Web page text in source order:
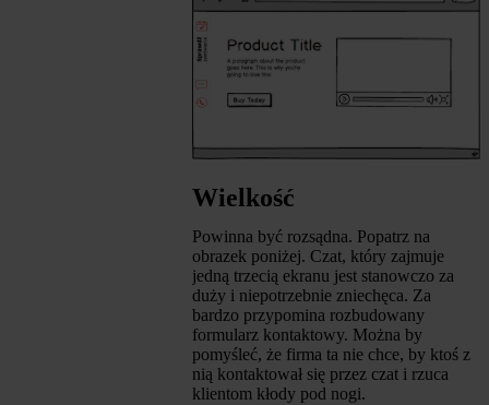
Wielkość
Powinna być rozsądna. Popatrz na
obrazek poniżej. Czat, który zajmuje
jedną trzecią ekranu jest stanowczo za
duży i niepotrzebnie zniechęca. Za
bardzo przypomina rozbudowany
formularz kontaktowy. Można by
pomyśleć, że firma ta nie chce, by ktoś z
nią kontaktował się przez czat i rzuca
klientom kłody pod nogi.